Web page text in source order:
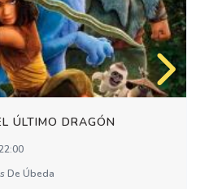
ÚLTIMO DRAGÓN
De Úbeda